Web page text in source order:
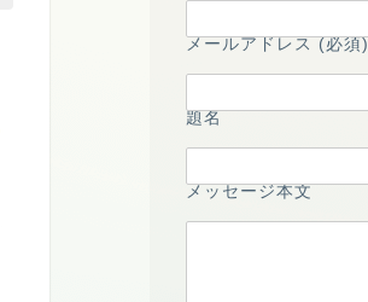
メールアドレス (必須)
題名
メッセージ本文